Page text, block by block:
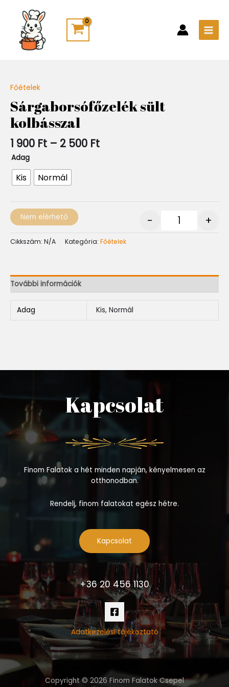
content
Főételek
Sárgaborsófőzelék sült
kolbásszal
1 900 Ft – 2 500 Ft
1
900 Ft
500 Ft
Adag
Kis Normál
- +
Nem elérhető
Cikkszám: N/A Kategória: Főételek
További információk
Adag Kis, Normál
Kapcsolat
Finom Falatok a hét minden napján, kényelmesen az
otthonodban.
Rendelj, finom falatokat egész hétre.
Kapcsolat
+36 20 456 1130
Adatkezelési tájékoztató
Copyright © 2026 Finom Falatok Csepel